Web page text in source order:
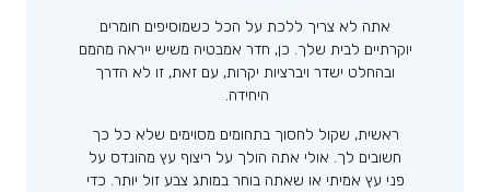
אתה לא צריך ללכת על הכל כשמוסיפים חומרים
יוקרתיים לבית שלך. כן, חדר אמבטיה משיש ייראה מהמם
ובהחלט ישדר ויברציות יקרות, עם זאת, זו לא הדרך
היחידה.
ראשית, שקול לחסוך בתחומים מסוימים שלא כל כך
חשובים לך. אולי אתה הולך על ריצוף עץ מהונדס על
פני עץ אמיתי או שאתה בוחר במותג צבע זול יותר. כדי